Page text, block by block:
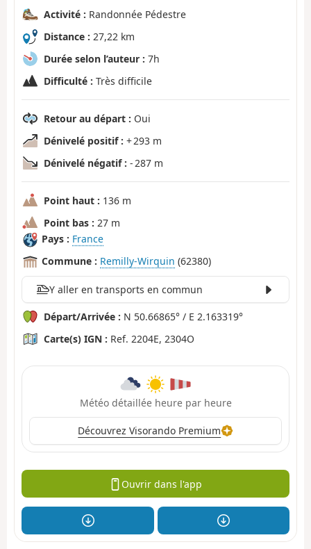
Activité : Randonnée Pédestre
Distance : 27,22 km
Durée selon l’auteur : 7h
Difficulté : Très difficile
Retour au départ : Oui
Dénivelé positif : + 293 m
Dénivelé négatif : - 287 m
Point haut : 136 m
Point bas : 27 m
Pays : France
Commune : Remilly-Wirquin (62380)
Y aller en transports en commun
Départ/Arrivée : N 50.66865° / E 2.163319°
Carte(s) IGN : Ref. 2204E, 2304O
Météo détaillée heure par heure
Découvrez Visorando Premium
Ouvrir dans l'app